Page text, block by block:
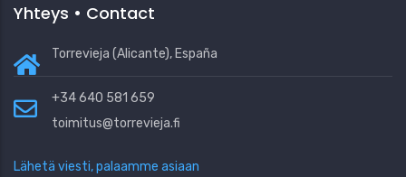
Yhteys • Contact
Torrevieja (Alicante), España
+34 640 581 659
toimitus@torrevieja.fi
Lähetä viesti, palaamme asiaan